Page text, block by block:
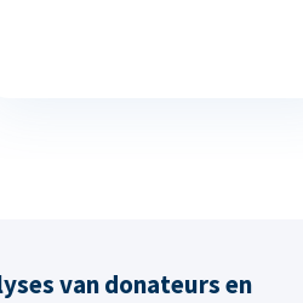
van donateurs en